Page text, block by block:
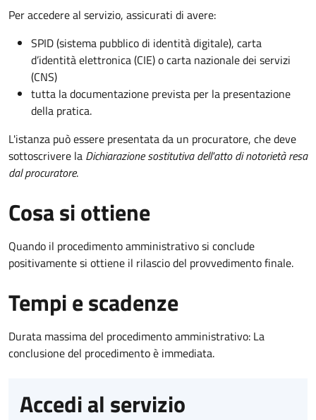
Per accedere al servizio, assicurati di avere:
SPID (sistema pubblico di identità digitale), carta
d’identità elettronica (CIE) o carta nazionale dei servizi
(CNS)
tutta la documentazione prevista per la presentazione
della pratica.
L'istanza può essere presentata da un procuratore, che deve
sottoscrivere la Dichiarazione sostitutiva dell'atto di notorietà resa
dal procuratore.
Cosa si ottiene
Quando il procedimento amministrativo si conclude
positivamente si ottiene il rilascio del provvedimento finale.
Tempi e scadenze
Durata massima del procedimento amministrativo: La
conclusione del procedimento è immediata.
Accedi al servizio